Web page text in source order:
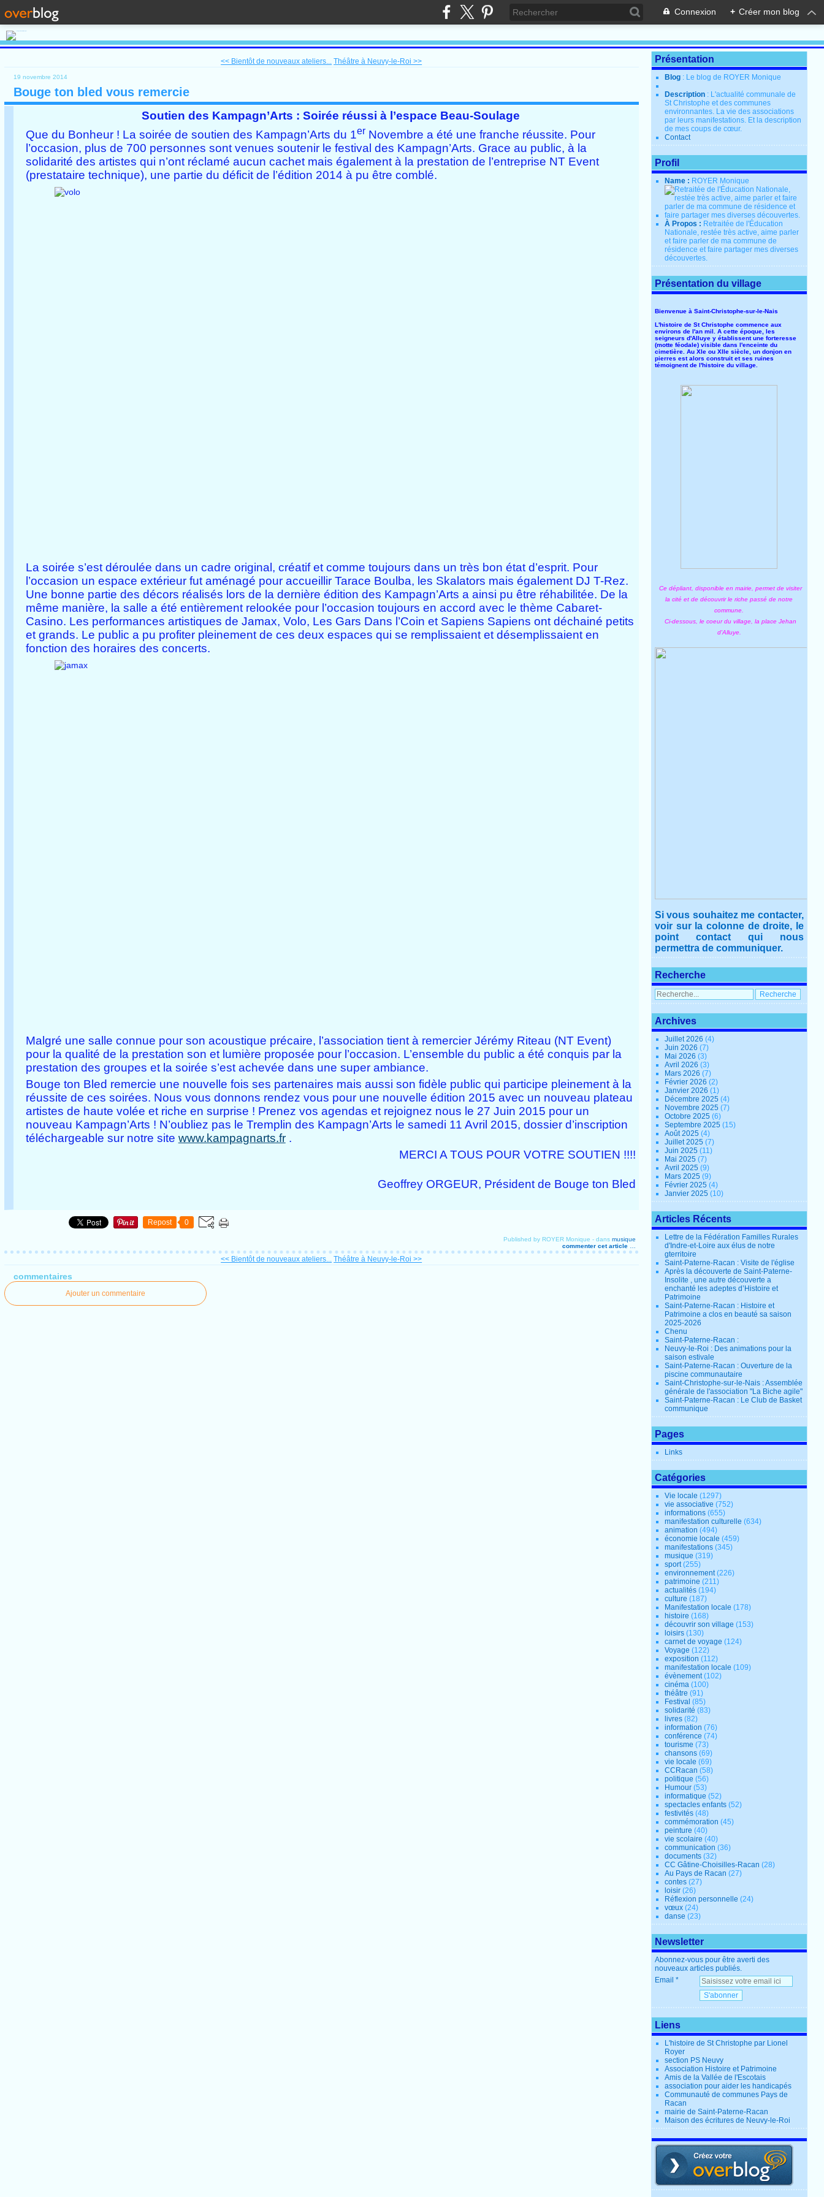
Connexion + Créer mon blog
<< Bientôt de nouveaux ateliers... Théâtre à Neuvy-le-Roi >>
19 novembre 2014
Bouge ton bled vous remercie
Soutien des Kampagn’Arts : Soirée réussi à l’espace Beau-Soulage
Que du Bonheur ! La soirée de soutien des Kampagn’Arts du 1er Novembre a été une franche réussite. Pour
l’occasion, plus de 700 personnes sont venues soutenir le festival des Kampagn’Arts. Grace au public, à la
solidarité des artistes qui n’ont réclamé aucun cachet mais également à la prestation de l’entreprise NT Event
(prestataire technique), une partie du déficit de l’édition 2014 à pu être comblé.
La soirée s’est déroulée dans un cadre original, créatif et comme toujours dans un très bon état d’esprit. Pour
l’occasion un espace extérieur fut aménagé pour accueillir Tarace Boulba, les Skalators mais également DJ T-Rez.
Une bonne partie des décors réalisés lors de la dernière édition des Kampagn’Arts a ainsi pu être réhabilitée. De la
même manière, la salle a été entièrement relookée pour l’occasion toujours en accord avec le thème Cabaret-
Casino. Les performances artistiques de Jamax, Volo, Les Gars Dans l’Coin et Sapiens Sapiens ont déchainé petits
et grands. Le public a pu profiter pleinement de ces deux espaces qui se remplissaient et désemplissaienten
fonction des horaires des concerts.
Malgré une salle connue pour son acoustique précaire, l’association tient à remercier Jérémy Riteau (NT Event)
pour la qualité de la prestation son et lumière proposée pour l’occasion. L’ensemble du public a été conquis par la
prestation des groupes et la soirée s’est achevée dans une super ambiance.
Bouge ton Bled remercie une nouvelle fois ses partenaires mais aussi son fidèle public qui participe pleinement à la
réussite de ces soirées. Nous vous donnons rendez vous pour une nouvelle édition 2015 avec un nouveau plateau
artistes de haute volée et riche en surprise ! Prenez vos agendas et rejoignez nous le 27 Juin 2015 pour un
nouveau Kampagn’Arts ! N’oubliez pas le Tremplin des Kampagn’Arts le samedi 11 Avril 2015, dossier d’inscription
téléchargeable sur notre site www.kampagnarts.fr.
MERCI A TOUS POUR VOTRE SOUTIEN !!!!
Geoffrey ORGEUR, Président de Bouge ton Bled
Repost 0
Published by ROYER Monique -dans musique
commenter cet article
<< Bientôt de nouveaux ateliers... Théâtre à Neuvy-le-Roi >>
commentaires
Ajouter un commentaire
Présentation
Blog : Le blog de ROYER Monique
Description : L'actualité communale de
St Christophe et des communes
environnantes. La vie des associations
par leurs manifestations. Et la description
de mes coups de cœur.
Contact
Profil
Name : ROYER Monique
À Propos : Retraitée de l'Éducation
Nationale, restée très active, aime parler
et faire parler de ma commune de
résidence et faire partager mes diverses
découvertes.
Présentation du village
Bienvenue à Saint-Christophe-sur-le-Nais
L'histoire de St Christophe commence aux
environs de l'an mil. A cette époque, les
seigneurs d'Alluye y établissent une forteresse
(motte féodale) visible dans l'enceinte du
cimetière. Au XIe ou XIIe siècle, un donjon en
pierres est alors construit et ses ruines
témoignent de l'histoire du village.
Ce dépliant, disponible en mairie, permet de visiter
la cité et de découvrir le riche passé de notre
commune.
Ci-dessous, le coeur du village, la place Jehan
d'Alluye.
Si vous souhaitez me contacter,
voir sur la colonne de droite, le
point contact qui nous
permettra de communiquer.
Recherche
Archives
Juillet 2026(4)
Juin 2026(7)
Mai 2026(3)
Avril 2026(3)
Mars 2026(7)
Février 2026(2)
Janvier 2026(1)
Décembre 2025(4)
Novembre 2025(7)
Octobre 2025(6)
Septembre 2025(15)
Août 2025(4)
Juillet 2025(7)
Juin 2025(11)
Mai 2025(7)
Avril 2025(9)
Mars 2025(9)
Février 2025(4)
Janvier 2025(10)
Articles Récents
Lettre de la Fédération Familles Rurales
d'Indre-et-Loire aux élus de notre
gterritoire
Saint-Paterne-Racan : Visite de l'église
Après la découverte de Saint-Paterne-
Insolite , une autre découverte a
enchanté les adeptes d’Histoire et
Patrimoine
Saint-Paterne-Racan : Histoire et
Patrimoine a clos en beauté sa saison
2025-2026
Chenu
Saint-Paterne-Racan :
Neuvy-le-Roi : Des animations pour la
saison estivale
Saint-Paterne-Racan : Ouverture de la
piscine communautaire
Saint-Christophe-sur-le-Nais : Assemblée
générale de l'association "La Biche agile"
Saint-Paterne-Racan : Le Club de Basket
communique
Pages
Links
Catégories
Vie locale (1297)
vie associative (752)
informations (655)
manifestation culturelle (634)
animation (494)
économie locale (459)
manifestations (345)
musique (319)
sport(255)
environnement(226)
patrimoine (211)
actualités (194)
culture (187)
Manifestation locale (178)
histoire (168)
découvrir son village (153)
loisirs (130)
carnet de voyage (124)
Voyage (122)
exposition (112)
manifestation locale (109)
évènement(102)
cinéma (100)
théâtre (91)
Festival (85)
solidarité (83)
livres (82)
information (76)
conférence (74)
tourisme (73)
chansons (69)
vie locale (69)
CCRacan (58)
politique (56)
Humour (53)
informatique (52)
spectacles enfants (52)
festivités (48)
commémoration (45)
peinture (40)
vie scolaire (40)
communication (36)
documents (32)
CC Gâtine-Choisilles-Racan (28)
Au Pays de Racan (27)
contes (27)
loisir (26)
Réflexion personnelle (24)
vœux (24)
danse (23)
Newsletter
Abonnez-vous pour être averti des
nouveaux articles publiés.
Email
Liens
L'histoire de St Christophe par Lionel
Royer
section PS Neuvy
Association Histoire et Patrimoine
Amis de la Vallée de l'Escotais
association pour aider les handicapés
Communauté de communes Pays de
Racan
mairie de Saint-Paterne-Racan
Maison des écritures de Neuvy-le-Roi